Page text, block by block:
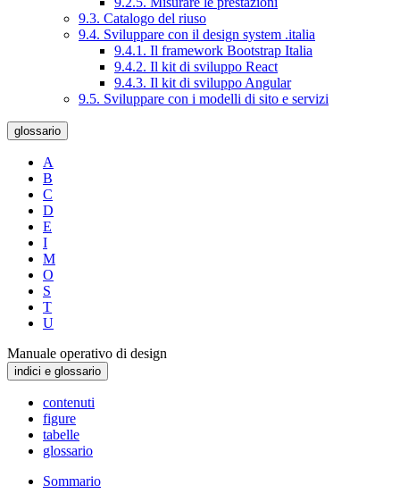
9.3. Catalogo del riuso
9.4. Sviluppare con il design system .italia
9.4.1. Il framework Bootstrap Italia
9.4.2. Il kit di sviluppo React
9.4.3. Il kit di sviluppo Angular
9.5. Sviluppare con i modelli di sito e servizi
glossario
A
B
C
D
E
I
M
O
S
T
U
Manuale operativo di design
indici e glossario
contenuti
figure
tabelle
glossario
Sommario